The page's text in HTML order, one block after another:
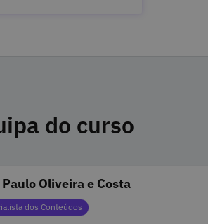
do curso
Oliveira e Costa
dos Conteúdos